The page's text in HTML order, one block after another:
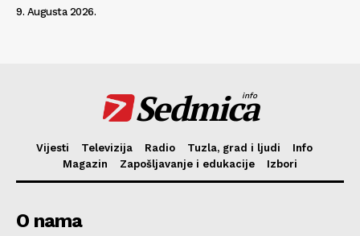
9. Augusta 2026.
Sedmica
info
Vijesti Televizija Radio Tuzla, grad i ljudi
Info
Magazin
Zapošljavanje i edukacije Izbori
O nama